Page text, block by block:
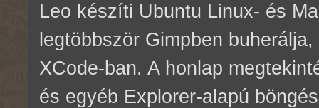
Leo készíti Ubuntu Linux- és
legtöbbször Gimpben
XCode-ban. A honlap
és egyéb Explorer-alapú